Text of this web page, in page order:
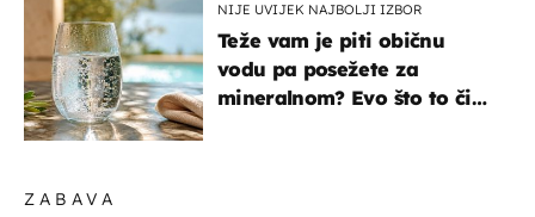
ZABAVA
NIJE UVIJEK NAJBOLJI IZBOR
Teže vam je piti običnu
vodu pa posežete za
mineralnom? Evo što to čini